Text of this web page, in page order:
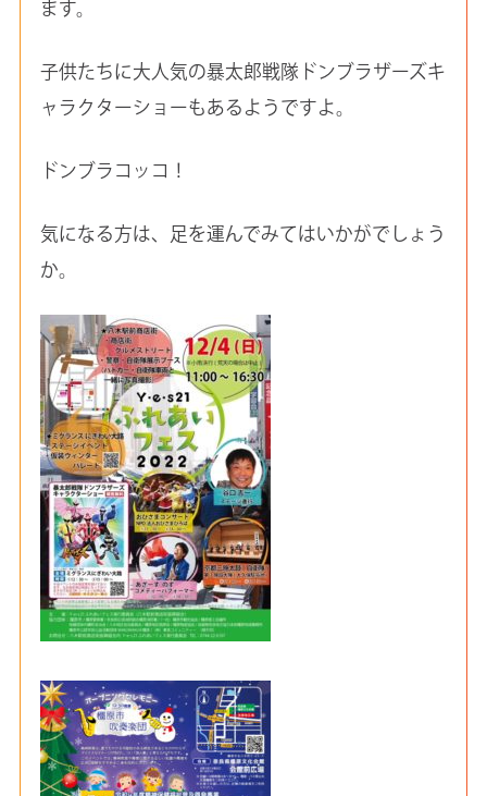
ます。
子供たちに大人気の暴太郎戦隊ドンブラザーズキ
ャラクターショーもあるようですよ。
ドンブラコッコ！
気になる方は、足を運んでみてはいかがでしょう
か。